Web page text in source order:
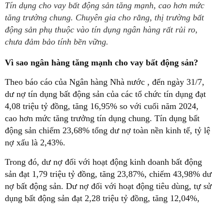
Tín dụng cho vay bất động sản tăng mạnh, cao hơn mức
tăng trưởng chung. Chuyên gia cho rằng, thị trường bất
động sản phụ thuộc vào tín dụng ngân hàng rất rủi ro,
chưa đảm bảo tính bền vững.
Vì sao ngân hàng tăng mạnh cho vay bất động sản?
Theo báo cáo của Ngân hàng Nhà nước , đến ngày 31/7,
dư nợ tín dụng bất động sản của các tổ chức tín dụng đạt
4,08 triệu tỷ đồng, tăng 16,95% so với cuối năm 2024,
cao hơn mức tăng trưởng tín dụng chung. Tín dụng bất
động sản chiếm 23,68% tổng dư nợ toàn nền kinh tế, tỷ lệ
nợ xấu là 2,43%.
Trong đó, dư nợ đối với hoạt động kinh doanh bất động
sản đạt 1,79 triệu tỷ đồng, tăng 23,87%, chiếm 43,98% dư
nợ bất động sản. Dư nợ đối với hoạt động tiêu dùng, tự sử
dụng bất động sản đạt 2,28 triệu tỷ đồng, tăng 12,04%,